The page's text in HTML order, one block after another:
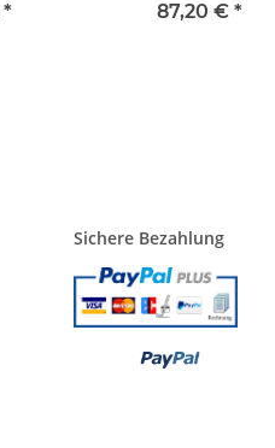
*
87,20 € *
Sichere Bezahlung